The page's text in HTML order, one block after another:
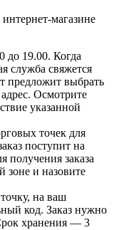
магазине
до 19.00. Когда
служба свяжется
предложит выбрать
Осмотрите
указанной
точек для
поступит на
получения заказа
зоне и назовите
на ваш
код. Заказ нужно
хранения — 3